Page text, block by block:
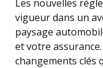
Les nouvelles
vigueur dans un
paysage
et votre
changements clés